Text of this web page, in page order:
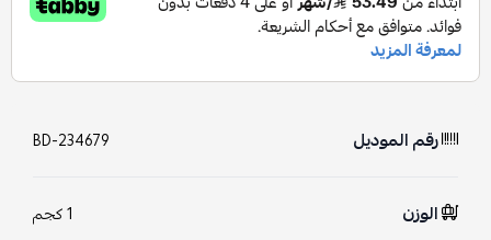
رقم الموديل BD-234679
الوزن 1 كجم